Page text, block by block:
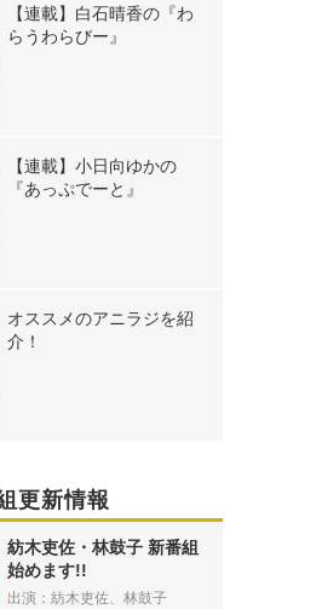
【連載】白石晴香の『わ
らうわらびー』
【連載】小日向ゆかの
『あっぷでーと』
オススメのアニラジを紹
介！
更新情報
紡木吏佐・林鼓子 新番組
始めます!!
出演：紡木吏佐、林鼓子